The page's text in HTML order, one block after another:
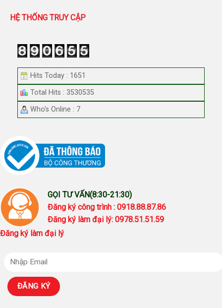
HỆ THỐNG TRUY CẬP
Hits Today : 1651
Total Hits : 3530535
Who's Online : 7
GỌI TƯ VẤN(8:30-21:30)
Đăng ký công trình : 0918.88.87.86
Đăng ký làm đại lý: 0978.51.51.59
Đăng ký làm đại lý